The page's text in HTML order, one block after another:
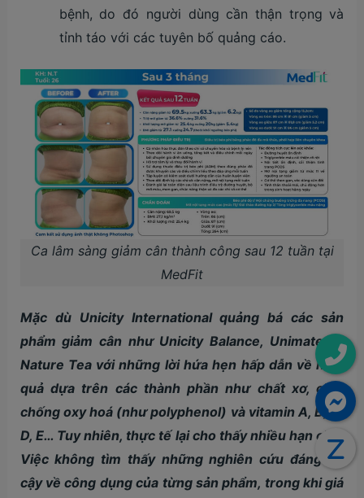
bệnh, do đó người dùng cần thận trọng và
tỉnh táo với các tuyên bố quảng cáo.
Ca lâm sàng giảm cân thành công sau 12 tuần tại
MedFit
Mặc dù Unicity International quảng bá các sản
phẩm giảm cân như Unicity Balance, Unimate và
Nature Tea với những lời hứa hẹn hấp dẫn về hiệu
quả dựa trên các thành phần như chất xơ, chất
chống oxy hoá (như polyphenol) và vitamin A, B, C,
D, E… Tuy nhiên, thực tế lại cho thấy nhiều hạn chế.
Việc không tìm thấy những nghiên cứu đáng tin
cậy về công dụng của từng sản phẩm, trong khi giá